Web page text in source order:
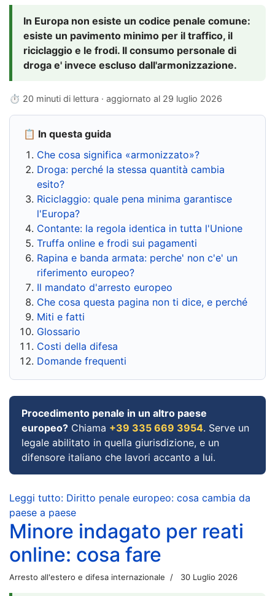
In Europa non esiste un codice penale comune:
esiste un pavimento minimo per il traffico, il
riciclaggio e le frodi. Il consumo personale di
droga e' invece escluso dall'armonizzazione.
⏱ 20 minuti di lettura · aggiornato al 29 luglio 2026
📋 In questa guida
Che cosa significa «armonizzato»?
Droga: perché la stessa quantità cambia
esito?
Riciclaggio: quale pena minima garantisce
l'Europa?
Contante: la regola identica in tutta l'Unione
Truffa online e frodi sui pagamenti
Rapina e banda armata: perche' non c'e' un
riferimento europeo?
Il mandato d'arresto europeo
Che cosa questa pagina non ti dice, e perché
Miti e fatti
Glossario
Costi della difesa
Domande frequenti
Procedimento penale in un altro paese
europeo? Chiama +39 335 669 3954. Serve un
legale abilitato in quella giurisdizione, e un
difensore italiano che lavori accanto a lui.
Leggi tutto: Diritto penale europeo: cosa cambia da
paese a paese
Minore indagato per reati
online: cosa fare
Arresto all'estero e difesa internazionale 30 Luglio 2026